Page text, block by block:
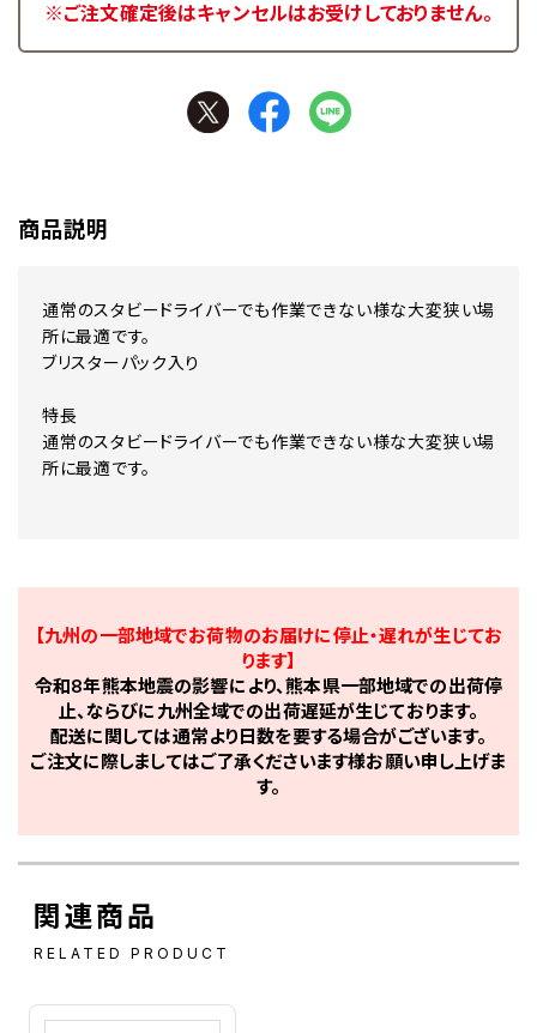
※ご注文確定後はキャンセルはお受けしておりません。
商品説明
通常のスタビードライバーでも作業できない様な大変狭い場
所に最適です。
ブリスターパック入り
特長
通常のスタビードライバーでも作業できない様な大変狭い場
所に最適です。
【九州の一部地域でお荷物のお届けに停止・遅れが生じてお
ります】
令和8年熊本地震の影響により、熊本県一部地域での出荷停
止、ならびに九州全域での出荷遅延が生じております。
配送に関しては通常より日数を要する場合がございます。
ご注文に際しましてはご了承くださいます様お願い申し上げま
す。
関連商品
RELATED PRODUCT